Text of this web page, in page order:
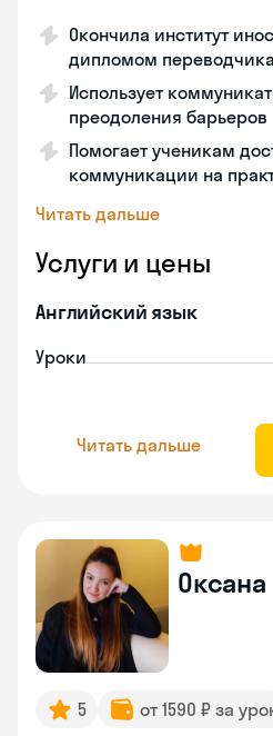
Окончила институт
дипломом переводчика
Использует
преодоления барьеров
Помогает ученикам
коммуникации на
Читать дальше
Услуги и цены
Английский язык
Уроки
Читать дальше
Оксана
5 от 1590 ₽ за